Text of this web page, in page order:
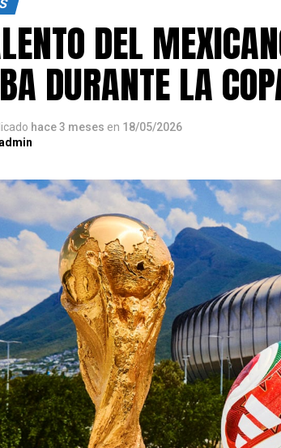
DEL
DURANTE LA
hace 3 meses en 18/05/2026